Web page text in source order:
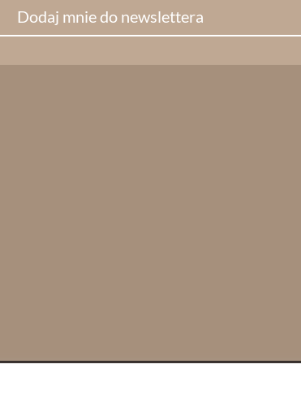
Dodaj mnie do newslettera